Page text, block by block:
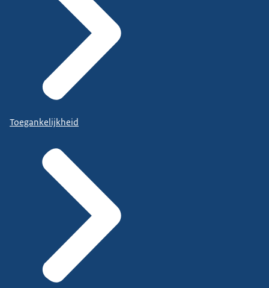
Toegankelijkheid